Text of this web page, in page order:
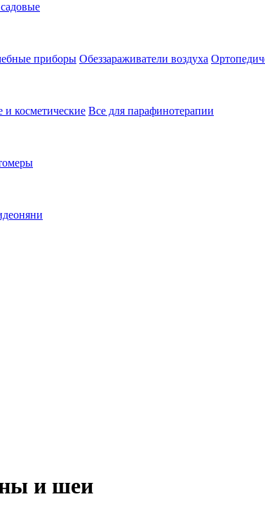
приборы Обеззараживатели воздуха
и косметические Все для парафинотерапии
и шеи